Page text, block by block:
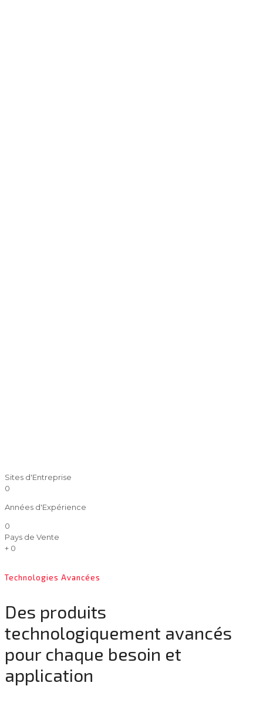
Sites d'Entreprise
0
Années d'Expérience
0
Pays de Vente
+ 0
Technologies Avancées
Des produits
technologiquement avancés
pour chaque besoin et
application